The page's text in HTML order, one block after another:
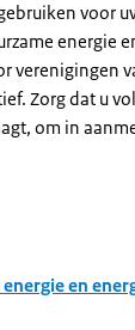
voor
energie
verenigingen
Zorg dat u
om in
en